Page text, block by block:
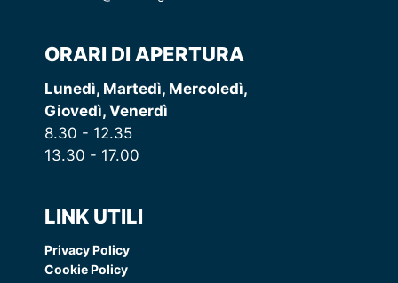
ORARI DI APERTURA
Lunedì, Martedì, Mercoledì,
Giovedì, Venerdì
8.30 - 12.35
13.30 - 17.00
LINK UTILI
Privacy Policy
Cookie Policy